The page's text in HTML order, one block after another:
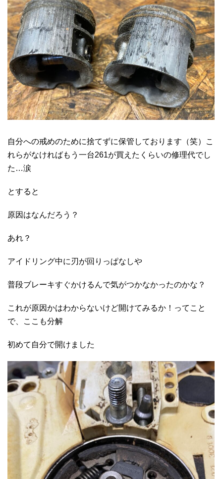
自分への戒めのために捨てずに保管しております（笑）こ
れらがなければもう一台261が買えたくらいの修理代でし
た…涙
とすると
原因はなんだろう？
あれ？
アイドリング中に刃が回りっぱなしや
普段ブレーキすぐかけるんで気がつかなかったのかな？
これが原因かはわからないけど開けてみるか！ってこと
で、ここも分解
初めて自分で開けました